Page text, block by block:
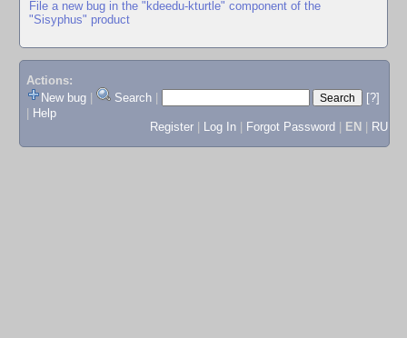
File a new bug in the "kdeedu-kturtle" component of the
"Sisyphus" product
Actions:
New bug
Search
[?]
Help
Register
Log In Forgot Password EN RU